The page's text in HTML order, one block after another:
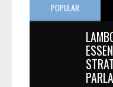
POPULAR